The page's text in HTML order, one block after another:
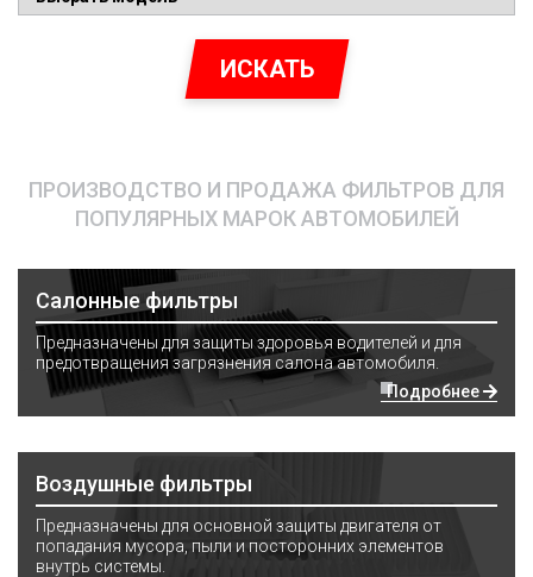
ИСКАТЬ
ПРОИЗВОДСТВО И ПРОДАЖА ФИЛЬТРОВ ДЛЯ
ПОПУЛЯРНЫХ МАРОК АВТОМОБИЛЕЙ
Салонные фильтры
Предназначены для защиты здоровья водителей и для
предотвращения загрязнения салона автомобиля.
Подробнее
Воздушные фильтры
Предназначены для основной защиты двигателя от
попадания мусора, пыли и посторонних элементов
внутрь системы.